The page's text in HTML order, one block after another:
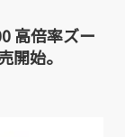
高倍率ズー
開始。